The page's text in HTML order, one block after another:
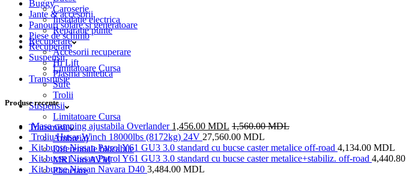
Caroserie
Instalatie electrica
Reparatie punte
Recuperare
Accesorii recuperare
Hi Lift
Plasma sintetica
Sufe
Trolii
Suspensii
Limitatoare Cursa
Transmisie
Ambreiaj
Diferentiale blocabile
MRL-uri AVM
Planetare
Buggy
Jante & accesorii
Panouri solare si generatoare
Piese de schimb
Recuperare
Suspensii
Limitatoare Cursa
Transmisie
Produse recente
Masa camping ajustabila Overlander 1,456.00 MDL 1,560.00MDL
Troliu Husar Winch 18000lbs (8172kg) 24V 27,560.00 MDL
Kit bucse Nissan Patrol Y61 GU3 3.0 standard cu bucse caster metalice off-road 4,134.00 MDL
Kit bucse Nissan Patrol Y61 GU3 3.0 standard cu bucse caster metalice+stabiliz. off-road 4,440.80
Kit bucse Nissan Navara D40 3,484.00 MDL